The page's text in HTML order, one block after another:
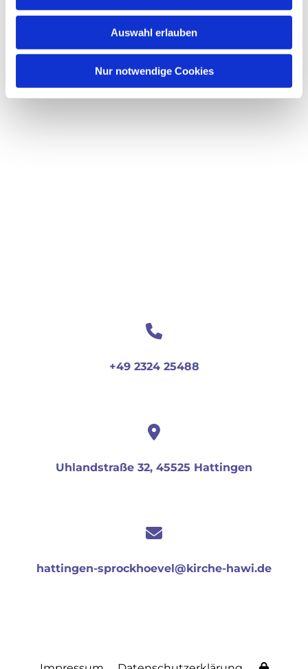
Auswahl erlauben
Nur notwendige Cookies
+49 2324 25488
Uhlandstraße 32, 45525 Hattingen
hattingen-sprockhoevel@kirche-hawi.de